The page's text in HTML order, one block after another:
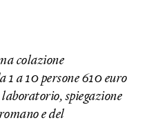
colazione
1 a 10 persone 610 euro
spiegazione
e del